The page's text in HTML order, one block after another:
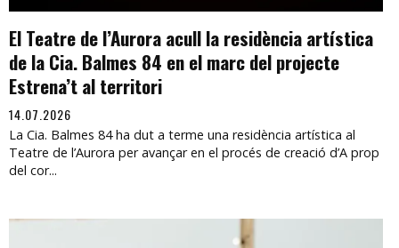
El Teatre de l’Aurora acull la residència artística
de la Cia. Balmes 84 en el marc del projecte
Estrena’t al territori
14.07.2026
La Cia. Balmes 84 ha dut a terme una residència artística al
Teatre de l’Aurora per avançar en el procés de creació d’A prop
del cor...